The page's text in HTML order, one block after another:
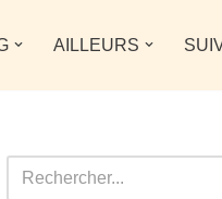
AILLEURS